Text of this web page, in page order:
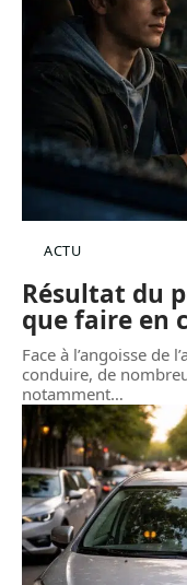
ACTU
Résultat du
que faire en
Face à l’angoisse de
conduire, de
notamment…